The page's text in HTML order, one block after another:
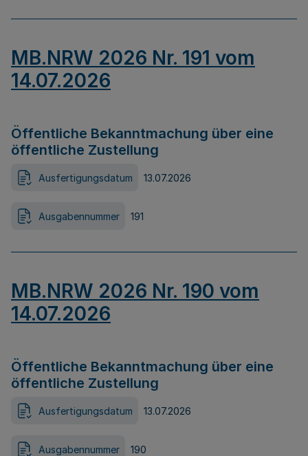
MB.NRW 2026 Nr. 191 vom
14.07.2026
Öffentliche Bekanntmachung über eine
öffentliche Zustellung
Ausfertigungsdatum 13.07.2026
Ausgabennummer 191
MB.NRW 2026 Nr. 190 vom
14.07.2026
Öffentliche Bekanntmachung über eine
öffentliche Zustellung
Ausfertigungsdatum 13.07.2026
Ausgabennummer 190